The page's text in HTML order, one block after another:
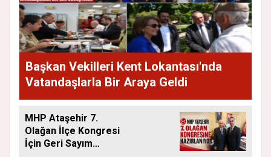
Başkan Vekilleri Kent Lokantası'nda
Vatandaşlarla Bir Araya Geldi
MHP Ataşehir 7.
Olağan İlçe Kongresi
İçin Geri Sayım